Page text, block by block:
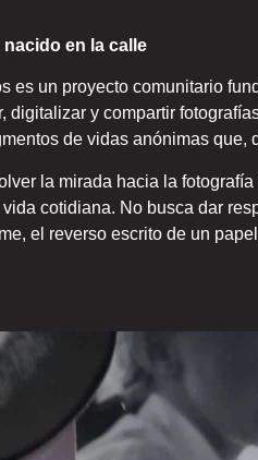
en la calle
es un proyecto comunitario
digitalizar y compartir
de vidas anónimas
la mirada hacia la
cotidiana. No busca dar
el reverso escrito de un